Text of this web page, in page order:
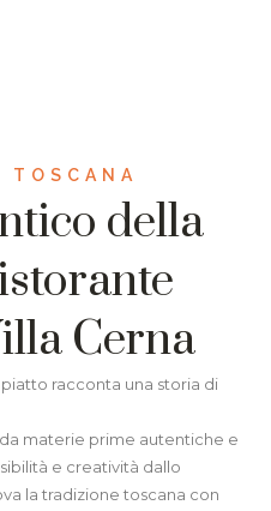
TOSCANA
della
Cerna
racconta una storia di
materie prime autentiche e
e creatività dallo
la tradizione toscana con